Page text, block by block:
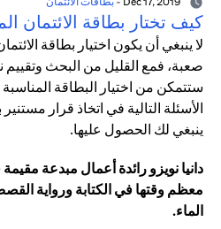
كيف تختار بطاقة الائتمان
لا ينبغي أن يكون اختيار بطاقة
صعبة، فمع القليل من البحث وتقييم
ستتمكن من اختيار البطاقة
الأسئلة التالية في اتخاذ قرار
ينبغي لك الحصول عليها.
دانيا نويزو رائدة أعمال مبدعة
معظم وقتها في الكتابة ورواية
الماء.